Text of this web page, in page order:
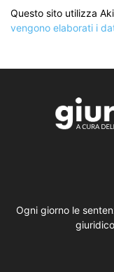
Questo sito utilizza
vengono elaborati i
Ogni giorno le